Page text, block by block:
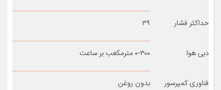
حداکثر فشار ۳۹
دبی هوا ۰-۳۰۰ مترمکعب بر ساعت
فناوری کمپرسور بدون روغن